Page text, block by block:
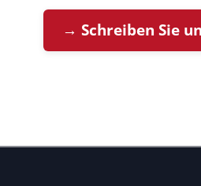
→ Schreiben Sie